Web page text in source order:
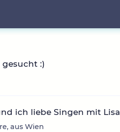
:)
ich liebe Singen mit Lisa
aus Wien